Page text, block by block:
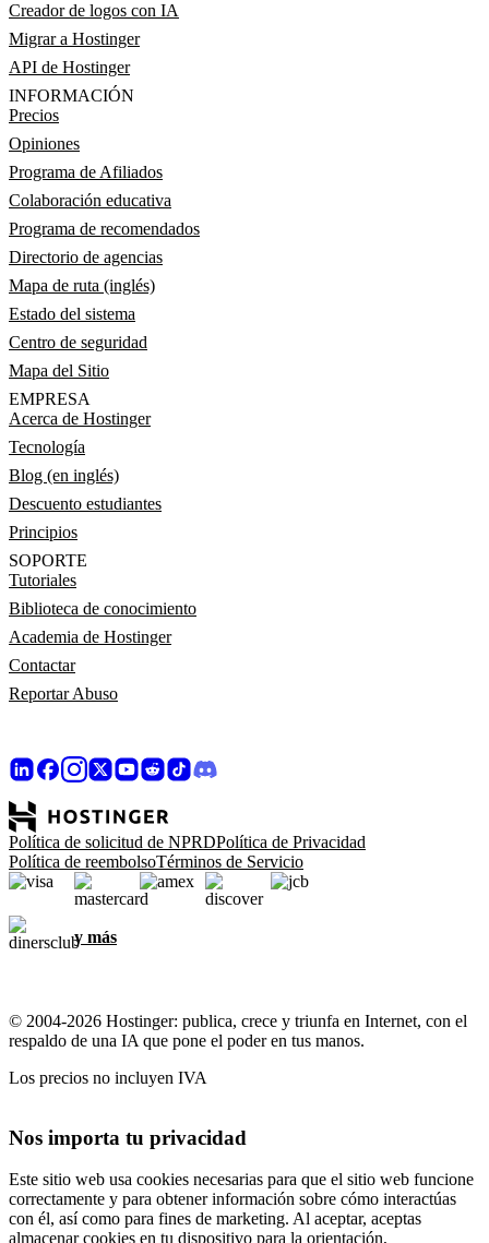
Creador de logos con IA
Migrar a Hostinger
API de Hostinger
INFORMACIÓN
Precios
Opiniones
Programa de Afiliados
Colaboración educativa
Programa de recomendados
Directorio de agencias
Mapa de ruta (inglés)
Estado del sistema
Centro de seguridad
Mapa del Sitio
EMPRESA
Acerca de Hostinger
Tecnología
Blog (en inglés)
Descuento estudiantes
Principios
SOPORTE
Tutoriales
Biblioteca de conocimiento
Academia de Hostinger
Contactar
Reportar Abuso
Política de solicitud de NPRDPolítica de Privacidad
Política de reembolsoTérminos de Servicio
y más
© 2004-2026 Hostinger: publica, crece y triunfa en Internet, con el
respaldo de una IA que pone el poder en tus manos.
Los precios no incluyen IVA
Nos importa tu privacidad
Este sitio web usa cookies necesarias para que el sitio web funcione
correctamente y para obtener información sobre cómo interactúas
con él, así como para fines de marketing. Al aceptar, aceptas
almacenar cookies en tu dispositivo para la orientación,